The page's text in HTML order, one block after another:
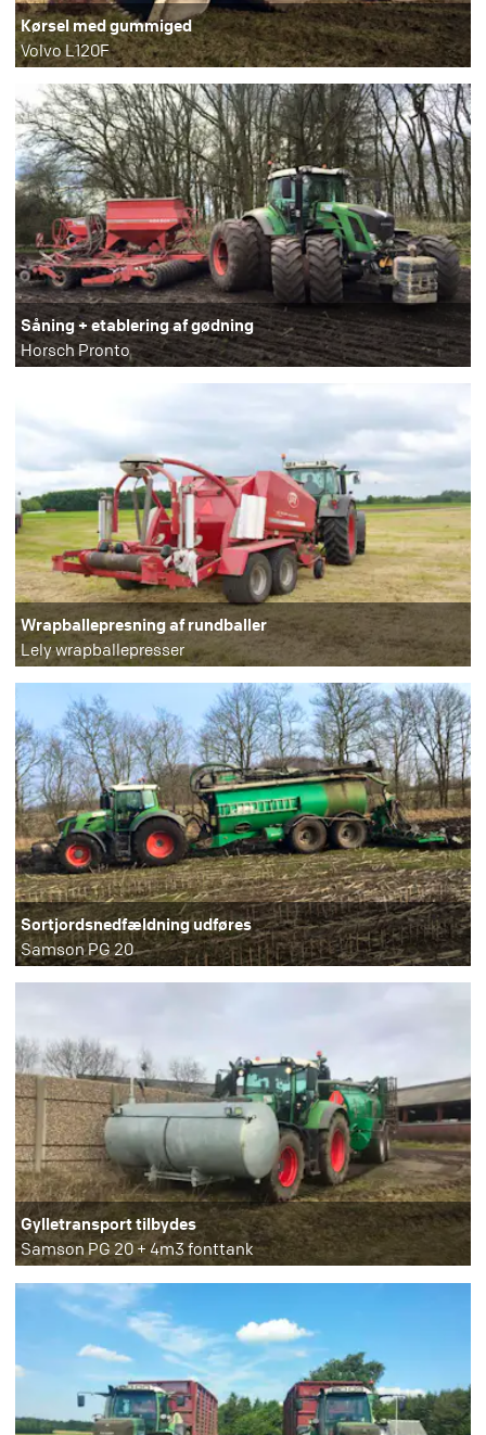
Kørsel med gummiged
Volvo L120F
Såning + etablering af gødning
Horsch Pronto
Wrapballepresning af rundballer
Lely wrapballepresser
Sortjordsnedfældning udføres
Samson PG 20
Gylletransport tilbydes
Samson PG 20 + 4m3 fonttank